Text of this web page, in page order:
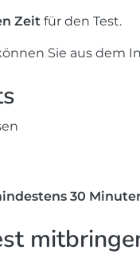
Zeit für den Test.
Sie aus dem
30